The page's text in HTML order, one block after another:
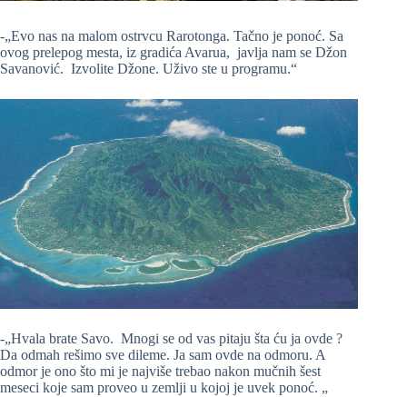
-„Evo nas na malom ostrvcu Rarotonga. Tačno je ponoć. Sa
ovog prelepog mesta, iz gradića Avarua, javlja nam se Džon
Savanović. Izvolite Džone. Uživo ste u programu.“
-„Hvala brate Savo. Mnogi se od vas pitaju šta ću ja ovde ?
Da odmah rešimo sve dileme. Ja sam ovde na odmoru. A
odmor je ono što mi je najviše trebao nakon mučnih šest
meseci koje sam proveo u zemlji u kojoj je uvek ponoć. „